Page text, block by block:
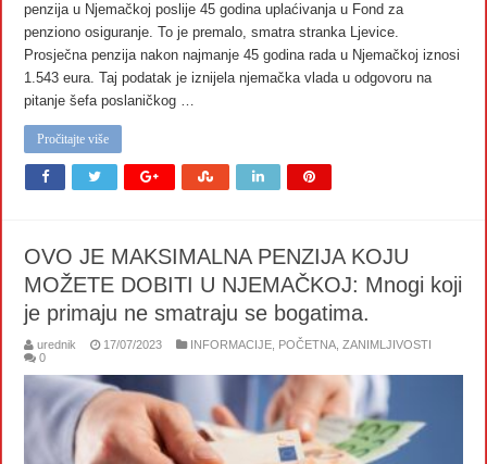
penzija u Njemačkoj poslije 45 godina uplaćivanja u Fond za
penziono osiguranje. To je premalo, smatra stranka Ljevice.
Prosječna penzija nakon najmanje 45 godina rada u Njemačkoj iznosi
1.543 eura. Taj podatak je iznijela njemačka vlada u odgovoru na
pitanje šefa poslaničkog …
Pročitajte više
OVO JE MAKSIMALNA PENZIJA KOJU
MOŽETE DOBITI U NJEMAČKOJ: Mnogi koji
je primaju ne smatraju se bogatima.
urednik 17/07/2023 INFORMACIJE POČETNA ,ZANIMLJIVOSTI
0